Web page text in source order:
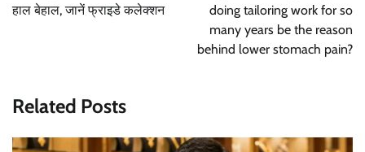
हाल बेहाल, जानें फ्राइडे कलेक्शन
doing tailoring work for so
many years be the reason
behind lower stomach pain?
Related Posts